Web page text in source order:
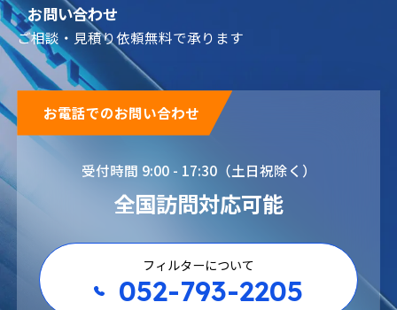
各種化学薬品 各種石油製品
塗料・インク 飲料・食品
お問い合わせ
ご相談・見積り依頼無料で承ります
お電話でのお問い合わせ
受付時間 9:00 - 17:30（土日祝除く）
全国訪問対応可能
フィルターについて
052-793-2205